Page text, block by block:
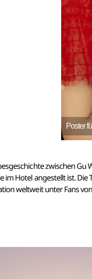
Poster
zwischen
im Hotel angestellt ist.
weltweit unter Fans